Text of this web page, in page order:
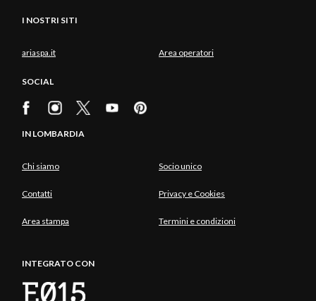
I NOSTRI SITI
ariaspa.it Area operatori
SOCIAL
IN LOMBARDIA
Chi siamo Socio unico
Contatti Privacy e Cookies
Area stampa Termini e condizioni
INTEGRATO CON